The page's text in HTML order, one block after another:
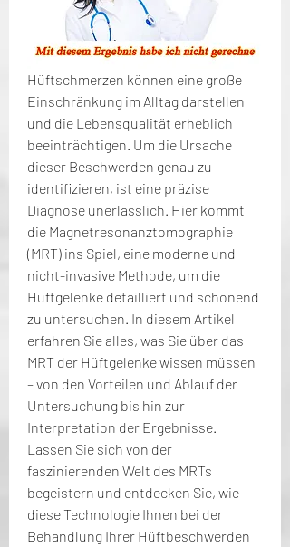
Hüftschmerzen können eine große
Einschränkung im Alltag darstellen
und die Lebensqualität erheblich
beeinträchtigen. Um die Ursache
dieser Beschwerden genau zu
identifizieren, ist eine präzise
Diagnose unerlässlich. Hier kommt
die Magnetresonanztomographie
(MRT) ins Spiel, eine moderne und
nicht-invasive Methode, um die
Hüftgelenke detailliert und schonend
zu untersuchen. In diesem Artikel
erfahren Sie alles, was Sie über das
MRT der Hüftgelenke wissen müssen
– von den Vorteilen und Ablauf der
Untersuchung bis hin zur
Interpretation der Ergebnisse.
Lassen Sie sich von der
faszinierenden Welt des MRTs
begeistern und entdecken Sie, wie
diese Technologie Ihnen bei der
Behandlung Ihrer Hüftbeschwerden